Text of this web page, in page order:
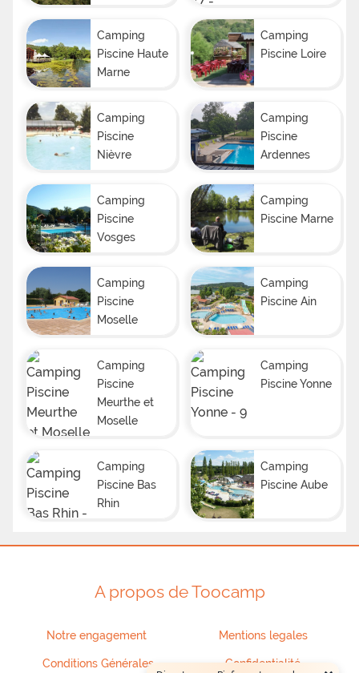
Camping
Piscine Haute
Marne
Camping
Piscine Loire
Camping
Piscine
Nièvre
Camping
Piscine
Ardennes
Camping
Piscine
Vosges
Camping
Piscine Marne
Camping
Piscine
Moselle
Camping
Piscine Ain
Camping
Piscine
Meurthe et
Moselle
Camping
Piscine Yonne
Camping
Piscine Bas
Rhin
Camping
Piscine Aube
A propos de Toocamp
Notre engagement Mentions legales
Conditions Générales Confidentialité